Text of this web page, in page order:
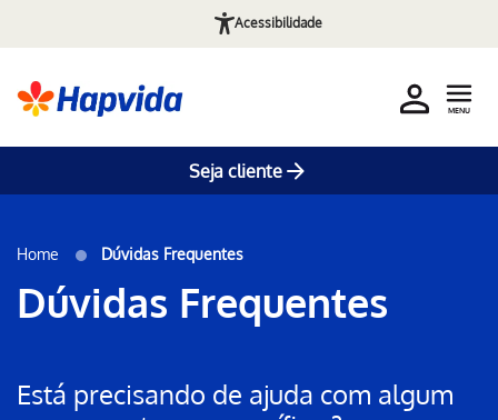
Acessibilidade
Seja cliente
MENU
Home Dúvidas Frequentes
Dúvidas Frequentes
Está precisando de ajuda com algum